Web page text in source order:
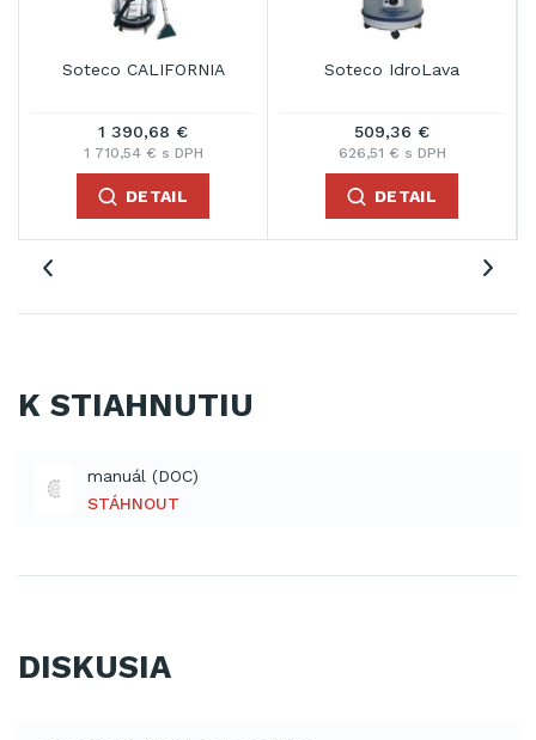
Soteco CALIFORNIA
1 390,68 €
1 710,54 € s DPH
DETAIL
Soteco IdroLava
509,36 €
626,51 € s DPH
DETAIL
K STIAHNUTIU
manuál (DOC)
STÁHNOUT
DISKUSIA